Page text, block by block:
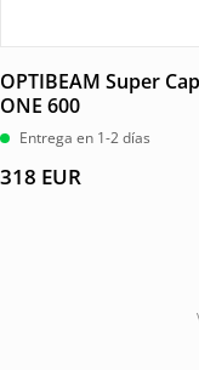
OPTIBEAM Super
ONE 600
Entrega en 1-2 días
318 EUR